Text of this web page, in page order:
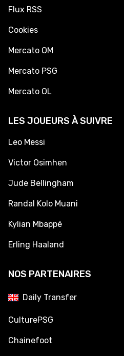
Flux RSS
Cookies
Mercato OM
Mercato PSG
Mercato OL
LES JOUEURS À SUIVRE
Leo Messi
Victor Osimhen
Jude Bellingham
Randal Kolo Muani
Kylian Mbappé
Erling Haaland
NOS PARTENAIRES
Daily Transfer
CulturePSG
Chainefoot